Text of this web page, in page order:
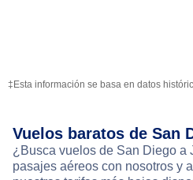
‡Esta información se basa en datos
Vuelos baratos de San
¿Busca vuelos de San Diego a
pasajes aéreos con nosotros y